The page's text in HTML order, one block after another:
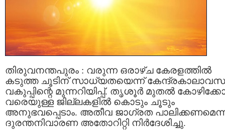
തിരുവനന്തപുരം : വരുന്ന ഒരാഴ്ച കേരളത്തില്‍
കടുത്ത ചൂടിന് സാധ്യതയെന്ന്
വകുപ്പിന്റെ മുന്നറിയിപ്പ്. തൃശൂര്‍ മുതല്‍
വരെയുള്ള ജില്ലകളില്‍ കൊടും ചൂടും
അനുഭവപ്പെടാം. അതീവ ജാഗ്രത
ദുരന്തനിവാരണ അതോറിറ്റി നിര്‍ദേശിച്ചു.